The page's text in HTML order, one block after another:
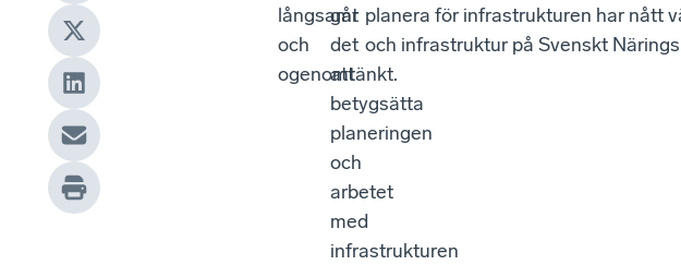
långsamt
och
ogenomtänkt.
går
det
att
betygsätta
planeringen
och
arbetet
med
infrastrukturen
planera för infrastrukturen har nått
och infrastruktur på Svenskt